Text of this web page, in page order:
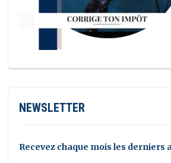
NEWSLETTER
Recevez chaque mois les derniers